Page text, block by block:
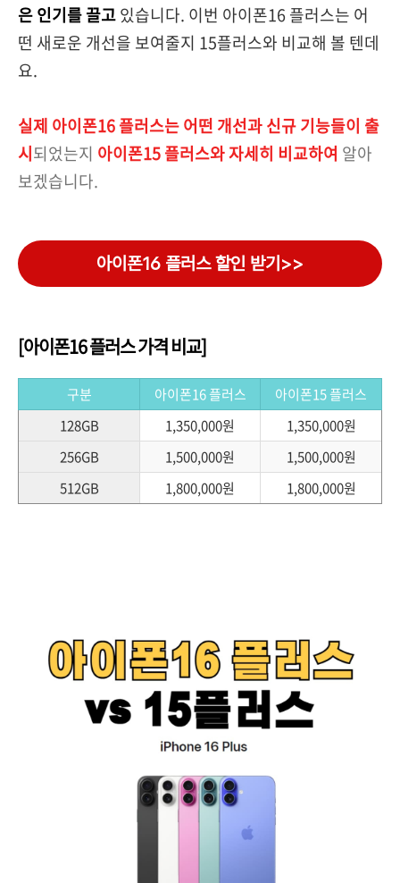
은 인기를 끌고있습니다. 이번 아이폰16 플러스는 어
떤 새로운 개선을 보여줄지 15플러스와 비교해 볼 텐데
요.
실제 아이폰16 플러스는 어떤 개선과 신규 기능들이 출
시되었는지 아이폰15 플러스와 자세히 비교하여 알아
보겠습니다.
아이폰16 플러스 할인 받기>>
[아이폰16 플러스 가격 비교]
구분 아이폰16 플러스
아이폰15 플러스
128GB
1,350,000원
1,350,000원
256GB
1,500,000원
1,500,000원
512GB
1,800,000원 1,800,000원